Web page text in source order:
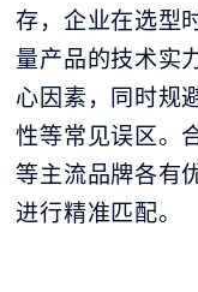
存，企业在选型
量产品的技术实
心因素，同时规
性等常见误区。
等主流品牌各有
进行精准匹配。